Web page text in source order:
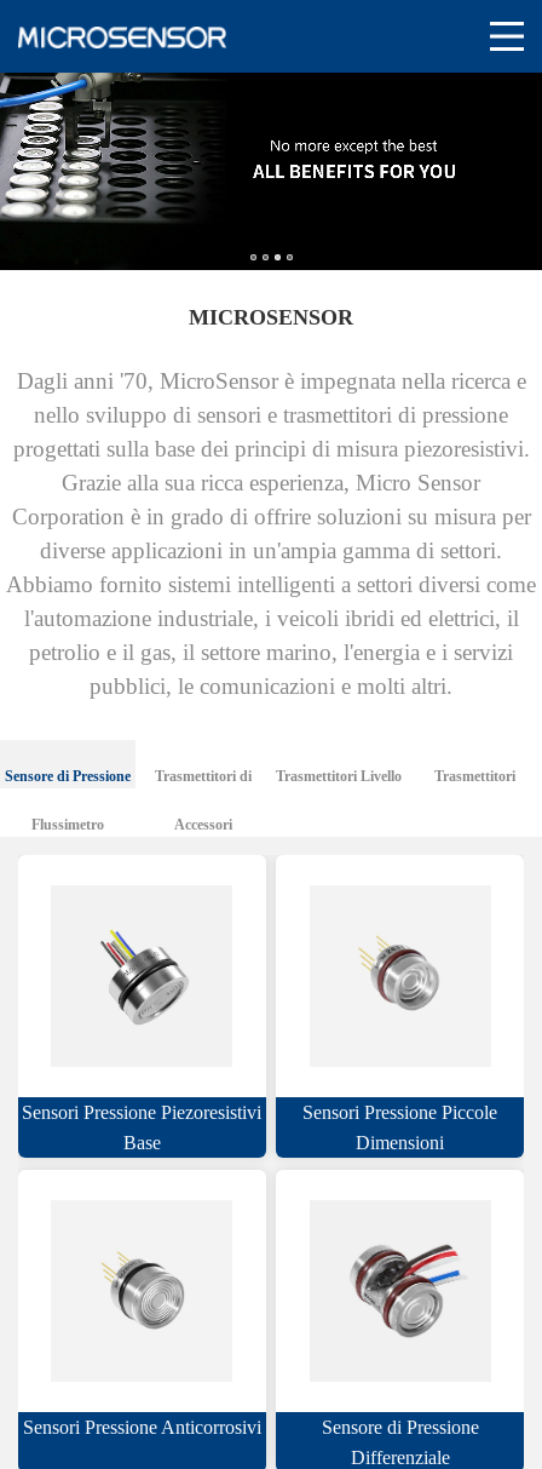
MICROSENSOR
Dagli anni '70, MicroSensor è impegnata nella ricerca e
nello sviluppo di sensori e trasmettitori di pressione
progettati sulla base dei principi di misura piezoresistivi.
Grazie alla sua ricca esperienza, Micro Sensor
Corporation è in grado di offrire soluzioni su misura per
diverse applicazioni in un'ampia gamma di settori.
Abbiamo fornito sistemi intelligenti a settori diversi come
l'automazione industriale, i veicoli ibridi ed elettrici, il
petrolio e il gas, il settore marino, l'energia e i servizi
pubblici, le comunicazioni e molti altri.
Sensore di Pressione Trasmettitori di
Pressione
Trasmettitori Livello Trasmettitori
Flussimetro Accessori
Sensori Pressione Piezoresistivi
Base
Sensori Pressione Piccole
Dimensioni
Sensori Pressione Anticorrosivi
Sensore di Pressione
Differenziale